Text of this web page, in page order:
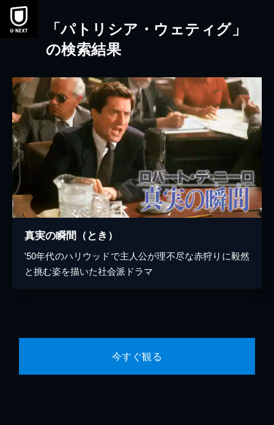
本文へスキップ
「パトリシア・ウェティグ」
の検索結果
真実の瞬間（とき）
'50年代のハリウッドで主人公が理不尽な赤狩りに毅然
と挑む姿を描いた社会派ドラマ
今すぐ観る